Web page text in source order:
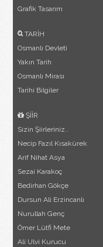
Grafik Tasarım
TARİH
Osmanlı Devleti
Yakın Tarih
Osmanlı Mirası
Tarihi Bilgiler
ŞİİR
Sizin Şiirleriniz..
Necip Fazıl Kısakürek
Arif Nihat Asya
Sezai Karakoç
Bedirhan Gökçe
Dursun Ali Erzincanlı
Nurullah Genç
Ömer Lütfi Mete
Ali Ulvi Kurucu